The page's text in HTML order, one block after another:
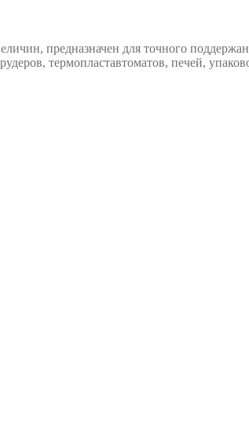
предназначен для точного
термопластавтоматов, печей,